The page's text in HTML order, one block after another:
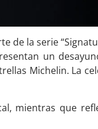
de la serie
un
Michelin. La
mientras que